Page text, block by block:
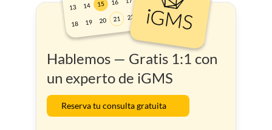
Hablemos — Gratis 1:1 con
un experto de iGMS
Reserva tu consulta gratuita